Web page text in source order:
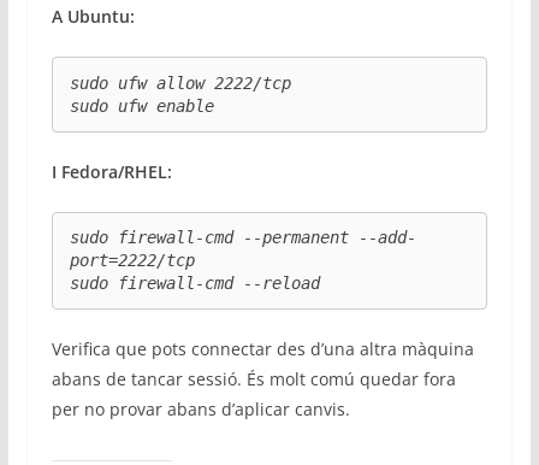
A Ubuntu:
sudo ufw allow 2222/tcp
sudo ufw enable
I Fedora/RHEL:
sudo firewall-cmd --permanent --add-
port=2222/tcp
sudo firewall-cmd --reload
Verifica que pots connectar des d’una altra màquina
abans de tancar sessió. És molt comú quedar fora
per no provar abans d’aplicar canvis.